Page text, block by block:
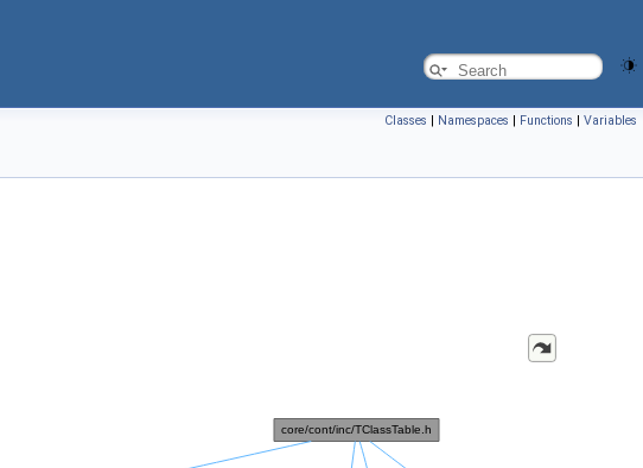
Classes | Namespaces | Functions | Variables